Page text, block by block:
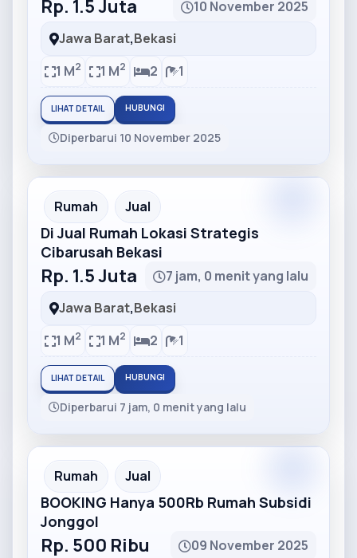
Rp. 1.5 Juta
10 November 2025
Jawa Barat,Bekasi
1 M2 1 M2 2 1
LIHAT DETAIL HUBUNGI
Diperbarui 10 November 2025
Partner Ad
Rumah Jual
Di Jual Rumah Lokasi Strategis
Cibarusah Bekasi
Rp. 1.5 Juta
7 jam, 0 menit yang lalu
Jawa Barat,Bekasi
1 M2 1 M2 2 1
LIHAT DETAIL HUBUNGI
Diperbarui 7 jam, 0 menit yang lalu
Partner Ad
Rumah Jual
BOOKING Hanya 500Rb Rumah Subsidi
Jonggol
Rp. 500 Ribu
09 November 2025